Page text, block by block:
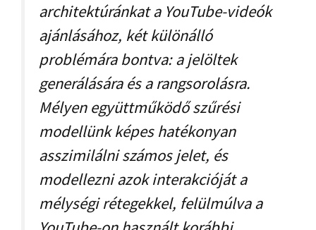
architektúránkat a YouTube-videók
ajánlásához, két különálló
problémára bontva: a jelöltek
generálására és a rangsorolásra.
Mélyen együttműködő szűrési
modellünk képes hatékonyan
asszimilálni számos jelet, és
modellezni azok interakcióját a
mélységi rétegekkel, felülmúlva a